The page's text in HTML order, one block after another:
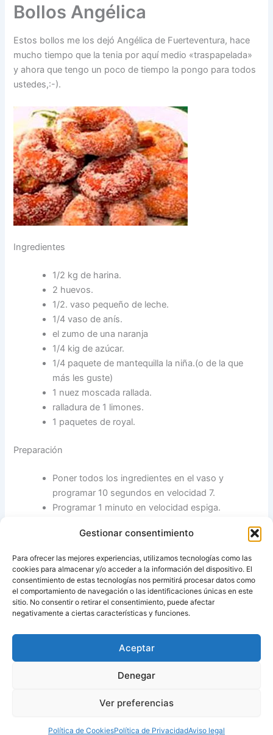
Gestionar consentimiento
Para ofrecer las mejores experiencias, utilizamos tecnologías como las
cookies para almacenar y/o acceder a la información del dispositivo. El
consentimiento de estas tecnologías nos permitirá procesar datos como
el comportamiento de navegación o las identificaciones únicas en este
sitio. No consentir o retirar el consentimiento, puede afectar
negativamente a ciertas características y funciones.
Aceptar
Denegar
Ver preferencias
Política de CookiesPolítica de PrivacidadAviso legal
Bollos Angélica
Estos bollos me los dejó Angélica de Fuerteventura, hace
mucho tiempo que la tenia por aquí medio «traspapelada»
y ahora que tengo un poco de tiempo la pongo para todos
ustedes,:-).
Ingredientes
1/2 kg de harina.
2 huevos.
1/2. vaso pequeño de leche.
1/4 vaso de anís.
el zumo de una naranja
1/4 kig de azúcar.
1/4 paquete de mantequilla la niña.(o de la que
más les guste)
1 nuez moscada rallada.
ralladura de 1 limones.
1 paquetes de royal.
Preparación
Poner todos los ingredientes en el vaso y
programar 10 segundos en velocidad 7.
Programar 1 minuto en velocidad espiga.
de aros.
Pasarlos a una bandeja con papel absorbente y
rociar con azúcar glas.
Fuente: RECETAS CANARIAS CON THERMOMIX
ANTERIOR SIGUIENTE